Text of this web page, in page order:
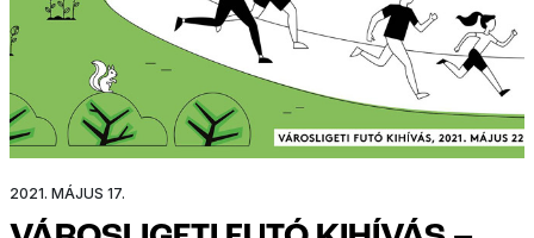
2021. MÁJUS 17.